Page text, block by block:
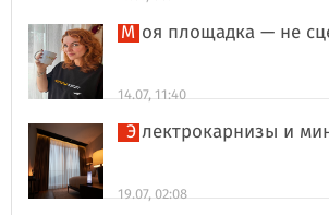
Моя площадка — не
14.07, 11:40
Электрокарнизы и
19.07, 02:08